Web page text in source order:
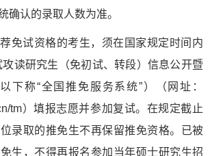
确认的录取人数为准。
荐免试资格的考生，须在国家规定时间内
攻读研究生（免初试、转段）信息公开暨
下称“全国推免服务系统”）（网址：
tm）填报志愿并参加复试。在规定截止
录取的推免生不再保留推免资格。已被
生，不得再报名参加当年硕士研究生招